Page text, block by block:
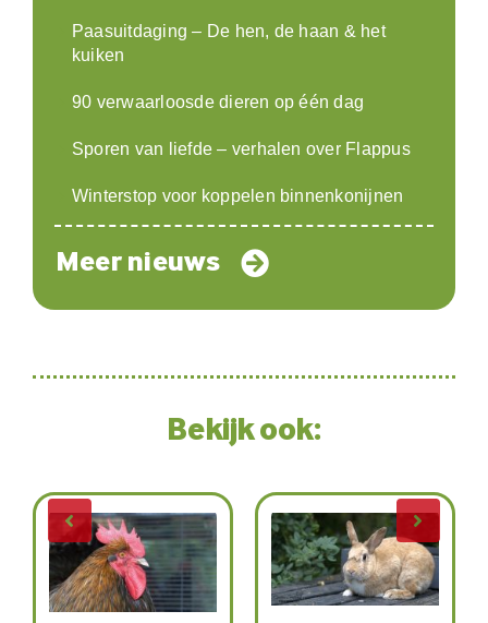
Paasuitdaging – De hen, de haan & het
kuiken
90 verwaarloosde dieren op één dag
Sporen van liefde – verhalen over Flappus
Winterstop voor koppelen binnenkonijnen
Meer nieuws
Bekijk ook: